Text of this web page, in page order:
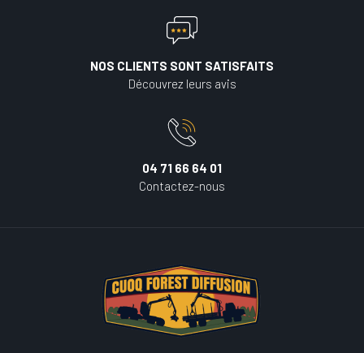
NOS CLIENTS SONT SATISFAITS
Découvrez leurs avis
04 71 66 64 01
Contactez-nous